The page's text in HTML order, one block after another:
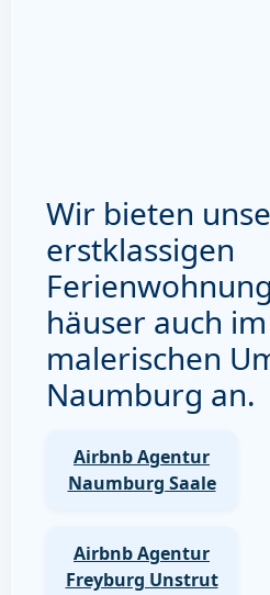
Wir bieten
erstklassigen
häuser auch im
malerischen
Naumburg an.
Airbnb Agentur
Naumburg Saale
Airbnb Agentur
Freyburg Unstrut